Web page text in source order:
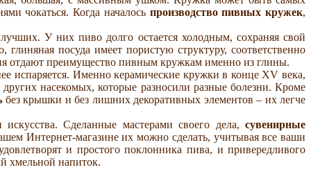
чокаться. Когда началось производство пивных кружек,
У них пиво долго остается холодным, сохраняя свой
посуда имеет пористую структуру, соответственно
отдают преимущество пивным кружкам именно из глины.
испаряется. Именно керамические кружки в конце XV века,
насекомых, которые разносили разные болезни. Кроме
без крышки и без лишних декоративных элементов – их легче
Сделанные мастерами своего дела,сувенирные
Интернет-магазине их можно сделать, учитывая все ваши
и простого поклонника пива, и привередливого
хмельной напиток.